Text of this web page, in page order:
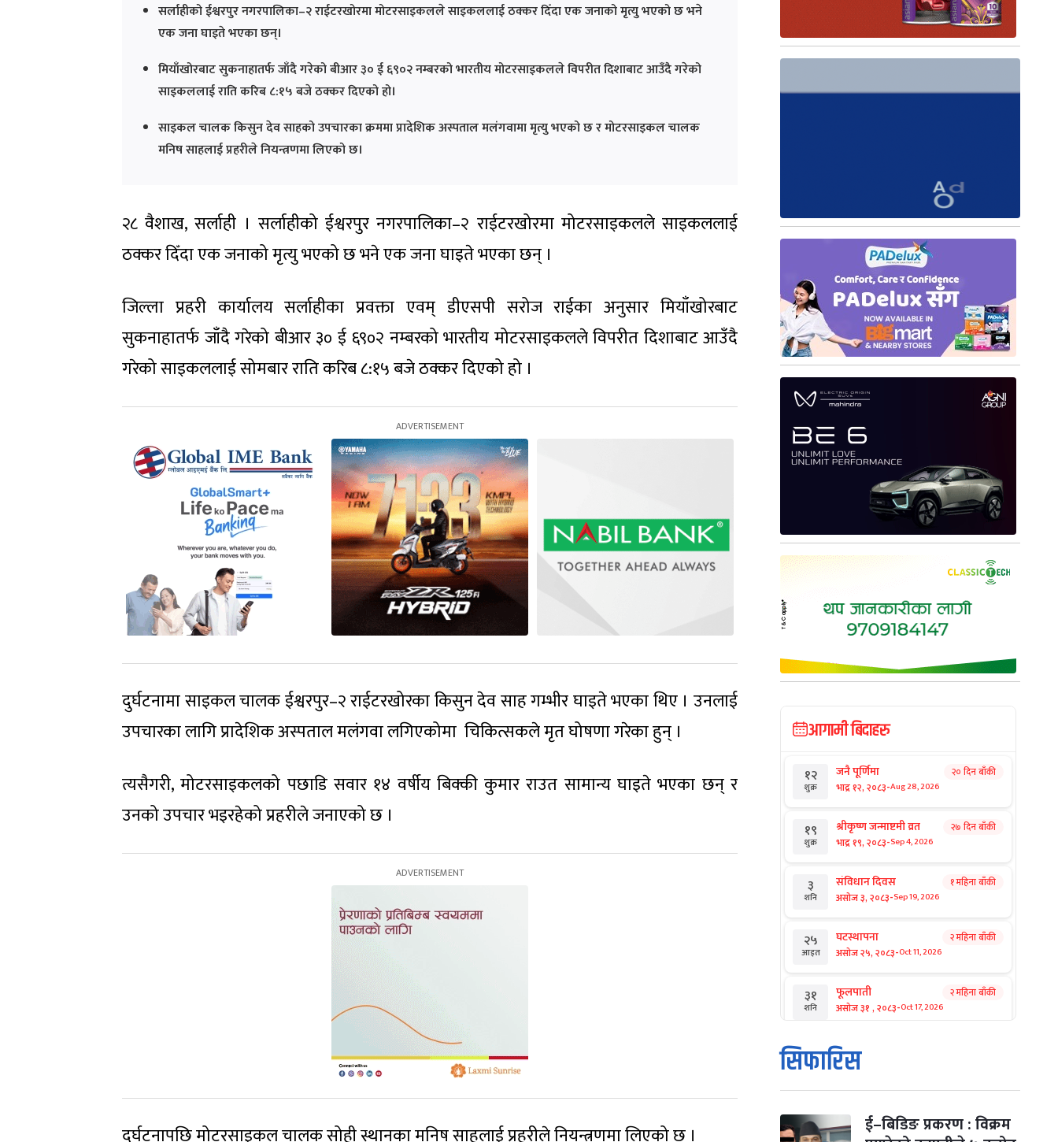
सर्लाहीको ईश्वरपुर नगरपालिका–२ राईटरखोरमा मोटरसाइकलले साइकललाई ठक्कर दिँदा एक जनाको मृत्यु भएको छ भने
एक जना घाइते भएका छन्।
मियाँखोरबाट सुकनाहातर्फ जाँदै गरेको बीआर ३० ई ६९०२ नम्बरको भारतीय मोटरसाइकलले विपरीत दिशाबाट आउँदै गरेको
साइकललाई राति करिब ८:१५ बजे ठक्कर दिएको हो।
साइकल चालक किसुन देव साहको उपचारका क्रममा प्रादेशिक अस्पताल मलंगवामा मृत्यु भएको छ र मोटरसाइकल चालक
मनिष साहलाई प्रहरीले नियन्त्रणमा लिएको छ।
२८ वैशाख, सर्लाही । सर्लाहीको ईश्वरपुर नगरपालिका–२ राईटरखोरमा मोटरसाइकलले साइकललाई
ठक्कर दिँदा एक जनाको मृत्यु भएको छ भने एक जना घाइते भएका छन् ।
जिल्ला प्रहरी कार्यालय सर्लाहीका प्रवक्ता एवम् डीएसपी सरोज राईका अनुसार मियाँखोरबाट
सुकनाहातर्फ जाँदै गरेको बीआर ३० ई ६९०२ नम्बरको भारतीय मोटरसाइकलले विपरीत दिशाबाट आउँदै
गरेको साइकललाई सोमबार राति करिब ८:१५ बजे ठक्कर दिएको हो ।
दुर्घटनामा साइकल चालक ईश्वरपुर–२ राईटरखोरका किसुन देव साह गम्भीर घाइते भएका थिए । उनलाई
उपचारका लागि प्रादेशिक अस्पताल मलंगवा लगिएकोमा चिकित्सकले मृत घोषणा गरेका हुन् ।
त्यसैगरी, मोटरसाइकलको पछाडि सवार १४ वर्षीय बिक्की कुमार राउत सामान्य घाइते भएका छन् र
उनको उपचार भइरहेको प्रहरीले जनाएको छ ।
आगामी बिदाहरु
१२
शुक्र
जनै पूर्णिमा
भाद्र १२, २०८३-Aug 28, 2026
२० दिन बाँकी
१९
शुक्र
श्रीकृष्ण जन्माष्टमी व्रत
भाद्र १९, २०८३-Sep 4, 2026
२७ दिन बाँकी
३
शनि
संविधान दिवस
असोज ३, २०८३-Sep 19, 2026
१ महिना बाँकी
२५
आइत
घटस्थापना
असोज २५, २०८३-Oct 11, 2026
२ महिना बाँकी
३१
शनि
फूलपाती
असोज ३१ , २०८३-Oct 17, 2026
२ महिना बाँकी
१
आइत
कार्तिक सङ्क्रान्ति
कार्तिक १, २०८३
मंगल कार्तिक ३, २०८३-Oct 20, 2026
सिफारिस
ई–बिडिङ प्रकरण : विक्रम